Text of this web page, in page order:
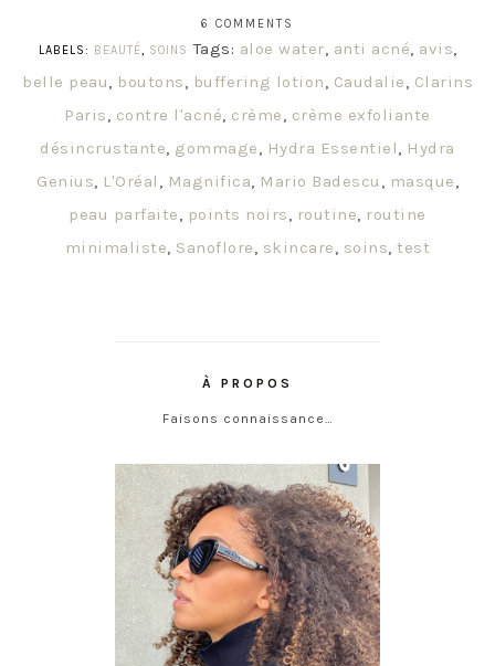
6 COMMENTS
LABELS: BEAUTÉ, SOINS Tags: aloe water, anti acné, avis,
belle peau, boutons, buffering lotion, Caudalie, Clarins
Paris, contre l'acné, crème, crème exfoliante
désincrustante, gommage, Hydra Essentiel, Hydra
Genius, L'Oréal , Magnifica, Mario Badescu , masque,
peau parfaite, points noirs, routine, routine
minimaliste, Sanoflore, skincare, soins,test
À PROPOS
Faisons connaissance…